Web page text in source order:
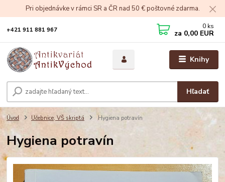
Pri objednávke v rámci SR a ČR nad 50 € poštovné zdarma.
Knihy
Hľadať
+421 911 881 967 0 ks
za 0,00 EUR
Úvod Učebnice, VŠ skriptá Hygiena potravín
Hygiena potravín